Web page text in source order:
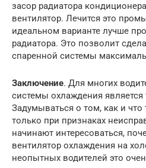
засор радиатора
вентилятор. Лечится это
идеальном варианте лучше
радиатора. Это позволит
спаренной системы
Заключение. Для многих
системы охлаждения
Задумываться о том, как и что
только при признаках
начинают интересоваться,
вентилятор охлаждения на
неопытных водителей это